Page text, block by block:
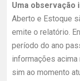
Uma observação
Aberto e Estoque
emite o relatório.
período do ano
informações
sim ao momento